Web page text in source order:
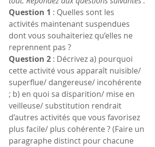
Question 1 : Quelles sont les
activités maintenant suspendues
dont vous souhaiteriez qu’elles ne
reprennent pas ?
Question 2 : Décrivez a) pourquoi
cette activité vous apparaît nuisible/
superflue/ dangereuse/ incohérente
; b) en quoi sa disparition/ mise en
veilleuse/ substitution rendrait
d’autres activités que vous favorisez
plus facile/ plus cohérente ? (Faire un
paragraphe distinct pour chacune